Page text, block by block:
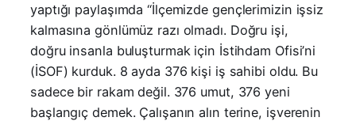
yaptığı paylaşımda “İlçemizde gençlerimizin işsiz
kalmasına gönlümüz razı olmadı. Doğru işi,
doğru insanla buluşturmak için İstihdam Ofisi’ni
(İSOF) kurduk. 8 ayda 376 kişi iş sahibi oldu. Bu
sadece bir rakam değil. 376 umut, 376 yeni
başlangıç demek. Çalışanın alın terine, işverenin